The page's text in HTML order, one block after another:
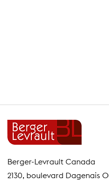
Berger-Levrault Canada
2130, boulevard Dagenais